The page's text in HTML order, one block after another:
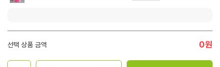
선택 상품 금액 0원